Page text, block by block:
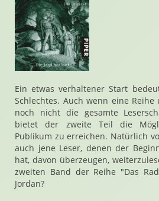
Ein etwas verhaltener Start
Schlechtes. Auch wenn eine
noch nicht die gesamte
bietet der zweite Teil die
Publikum zu erreichen. Natürlich
auch jene Leser, denen der
hat, davon überzeugen,
zweiten Band der Reihe "Das
Jordan?